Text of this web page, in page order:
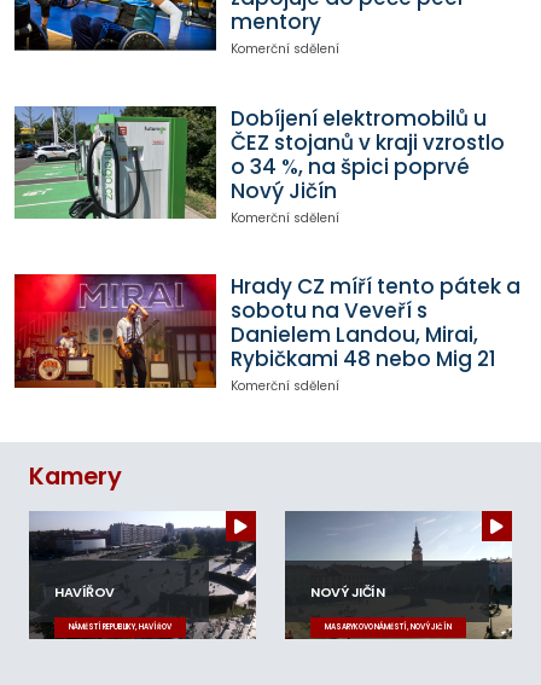
mentory
Komerční sdělení
Dobíjení elektromobilů u
ČEZ stojanů v kraji vzrostlo
o 34 %, na špici poprvé
Nový Jičín
Komerční sdělení
Hrady CZ míří tento pátek a
sobotu na Veveří s
Danielem Landou, Mirai,
Rybičkami 48 nebo Mig 21
Komerční sdělení
Kamery
HAVÍŘOV
NÁMĚSTÍ REPUBLIKY, HAVÍŘOV
NOVÝ JIČÍN
MASARYKOVO NÁMĚSTÍ, NOVÝ JIČÍN